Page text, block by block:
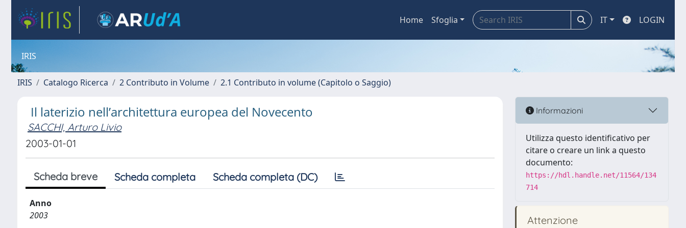
Home Sfoglia IT LOGIN
IRIS
IRIS Catalogo Ricerca 2 Contributo in Volume 2.1 Contributo in volume (Capitolo o Saggio)
Il laterizio nell’architettura europea del Novecento
SACCHI, Arturo Livio
2003-01-01
Scheda breve Scheda completa Scheda completa (DC)
Anno
2003
Informazioni
Utilizza questo identificativo per
citare o creare un link a questo
documento:
https://hdl.handle.net/11564/134
714
Attenzione